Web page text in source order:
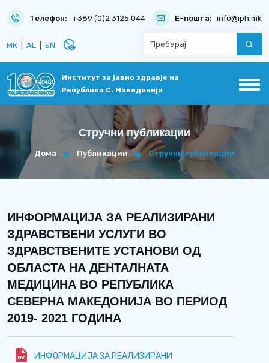
Телефон: +389 (0)2 3125 044 Е-пошта: info@iph.mk
МК AL EN disabled_visible
Институт за јавно здравје на
Република С. Македонија
Стручни публикации
Дома Публикации Стручни публикации
ИНФОРМАЦИЈА ЗА РЕАЛИЗИРАНИ
ЗДРАВСТВЕНИ УСЛУГИ ВО
ЗДРАВСТВЕНИТЕ УСТАНОВИ ОД
ОБЛАСТА НА ДЕНТАЛНАТА
МЕДИЦИНА ВО РЕПУБЛИКА
СЕВЕРНА МАКЕДОНИЈА ВО ПЕРИОД
2019- 2021 ГОДИНА
ИНФОРМАЦИЈА ЗА РЕАЛИЗИРАНИ